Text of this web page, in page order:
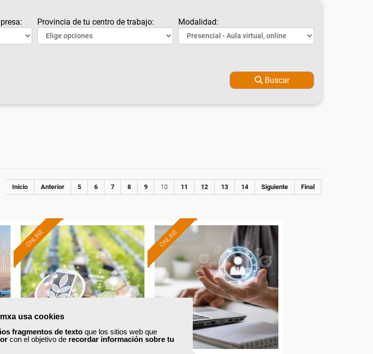
usa cookies
fragmentos de texto que los sitios web que
con el objetivo de recordar información sobre tu
Provincia de tu centro de trabajo: Modalidad:
Buscar
Inicio Anterior 5 6 7 8 9 10 11 12 13 14 Siguiente Final
ONLINE ONLINE